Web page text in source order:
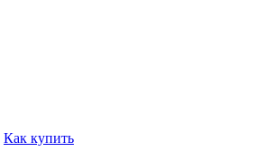
Как купить